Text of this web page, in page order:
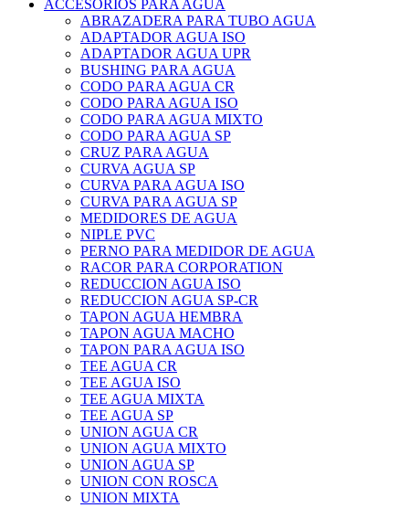
ACCESORIOS PARA AGUA
ABRAZADERA PARA TUBO AGUA
ADAPTADOR AGUA ISO
ADAPTADOR AGUA UPR
BUSHING PARA AGUA
CODO PARA AGUA CR
CODO PARA AGUA ISO
CODO PARA AGUA MIXTO
CODO PARA AGUA SP
CRUZ PARA AGUA
CURVA AGUA SP
CURVA PARA AGUA ISO
CURVA PARA AGUA SP
MEDIDORES DE AGUA
NIPLE PVC
PERNO PARA MEDIDOR DE AGUA
RACOR PARA CORPORATION
REDUCCION AGUA ISO
REDUCCION AGUA SP-CR
TAPON AGUA HEMBRA
TAPON AGUA MACHO
TAPON PARA AGUA ISO
TEE AGUA CR
TEE AGUA ISO
TEE AGUA MIXTA
TEE AGUA SP
UNION AGUA CR
UNION AGUA MIXTO
UNION AGUA SP
UNION CON ROSCA
UNION MIXTA